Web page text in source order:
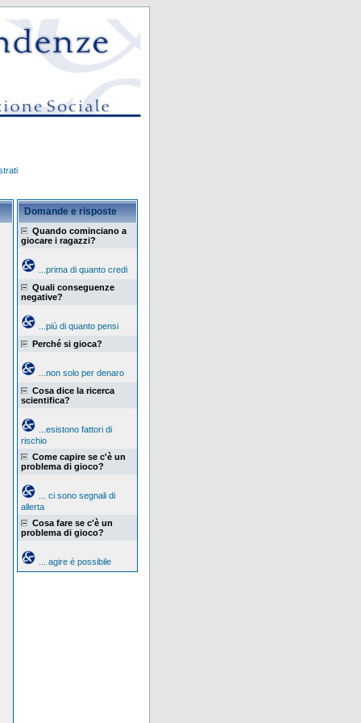
Domande e risposte
Quando cominciano a
giocare i ragazzi?
...prima di quanto credi
Quali conseguenze
negative?
...più di quanto pensi
Perché si gioca?
...non solo per denaro
Cosa dice la ricerca
scientifica?
...esistono fattori di
rischio
Come capire se c'è un
problema di gioco?
... ci sono segnali di
allerta
Cosa fare se c'è un
problema di gioco?
... agire è possibile